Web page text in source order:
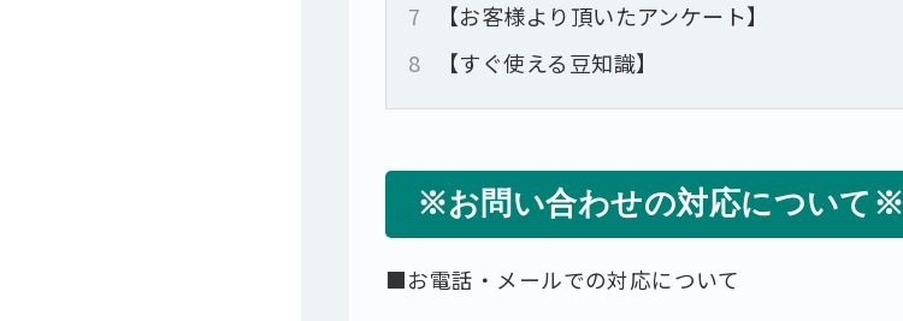
7
【お客様より頂いたアンケート】
8
【すぐ使える豆知識】
※お問い合わせの対応について※
■お電話・メールでの対応について